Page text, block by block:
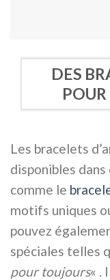
DES
Les bracelets
disponibles
comme le
motifs uniques
pouvez
spéciales telles
pour toujours« .